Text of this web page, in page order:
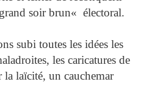
soir brun« électoral.
subi toutes les idées les
les caricatures de
laïcité, un cauchemar